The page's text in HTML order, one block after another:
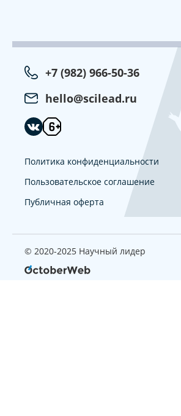
+7 (982) 966-50-36
hello@scilead.ru
Политика конфиденциальности
Пользовательское соглашение
Публичная оферта
© 2020-2025 Научный лидер